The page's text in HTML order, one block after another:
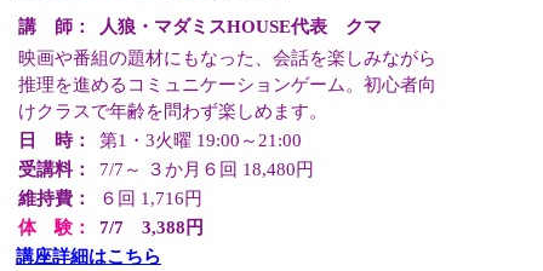
講 師：
人狼・マダミスHOUSE代表 クマ
映画や番組の題材にもなった、会話を楽しみながら
推理を進めるコミュニケーションゲーム。初心者向
けクラスで年齢を問わず楽しめます。
日 時：
第1・3火曜 19:00～21:00
受講料：
7/7～ ３か月６回 18,480円
維持費：
６回 1,716円
体 験：
7/7 3,388円
講座詳細はこちら